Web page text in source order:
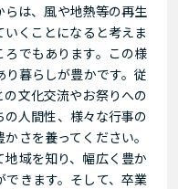
は、風や地熱等の再生
くことになると考えま
でもあります。この様
暮らしが豊かです。従
文化交流やお祭りへの
人間性、様々な行事の
さを養ってください。
域を知り、幅広く豊か
きます。そして、卒業